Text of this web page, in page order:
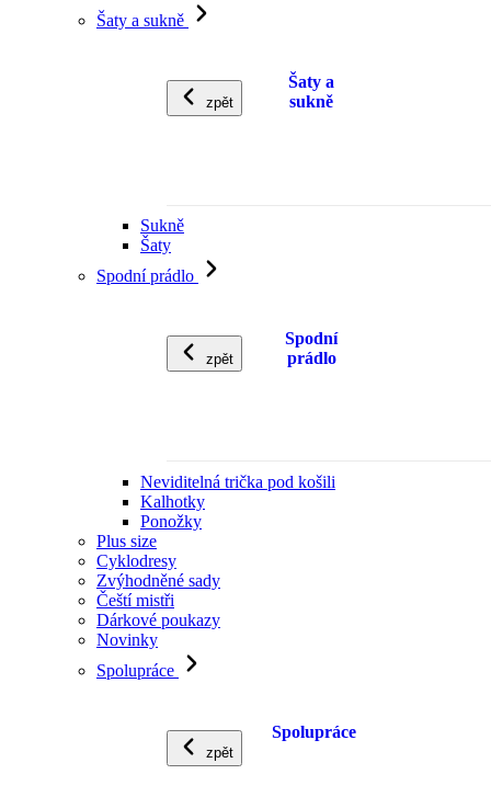
Šaty a sukně
zpět
Šaty a
sukně
Sukně
Šaty
Spodní prádlo
zpět
Spodní
prádlo
Neviditelná trička pod košili
Kalhotky
Ponožky
Plus size
Cyklodresy
Zvýhodněné sady
Čeští mistři
Dárkové poukazy
Novinky
Spolupráce
zpět
Spolupráce